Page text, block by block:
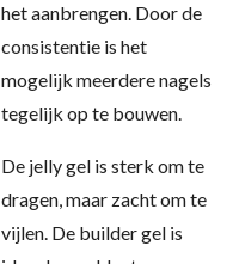
het aanbrengen. Door de
consistentie is het
mogelijk meerdere nagels
tegelijk op te bouwen.
De jelly gel is sterk om te
dragen, maar zacht om te
vijlen. De builder gel is